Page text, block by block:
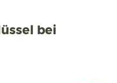
bei